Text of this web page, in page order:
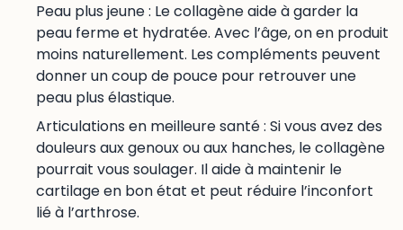
Peau plus jeune : Le collagène aide à garder la
peau ferme et hydratée. Avec l’âge, on en produit
moins naturellement. Les compléments peuvent
donner un coup de pouce pour retrouver une
peau plus élastique.
Articulations en meilleure santé : Si vous avez des
douleurs aux genoux ou aux hanches, le collagène
pourrait vous soulager. Il aide à maintenir le
cartilage en bon état et peut réduire l’inconfort
lié à l’arthrose.